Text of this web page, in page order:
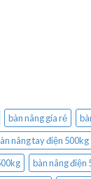
bàn nâng gía rẻ
nâng tay điện 500kg
bàn nâng điện